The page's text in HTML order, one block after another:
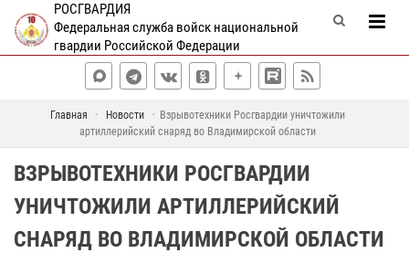
РОСГВАРДИЯ
Федеральная служба войск национальной
гвардии Российской Федерации
Главная Новости
Взрывотехники Росгвардии уничтожили
артиллерийский снаряд во Владимирской области
ВЗРЫВОТЕХНИКИ РОСГВАРДИИ
УНИЧТОЖИЛИ АРТИЛЛЕРИЙСКИЙ
СНАРЯД ВО ВЛАДИМИРСКОЙ ОБЛАСТИ